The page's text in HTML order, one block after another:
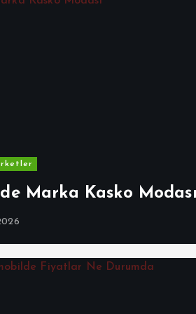
Marka Kasko